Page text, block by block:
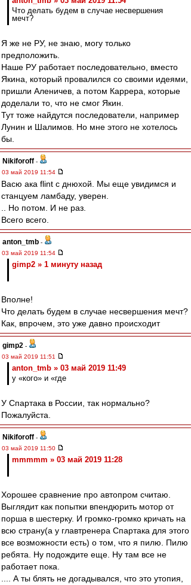
Что делать будем в случае несвершения
мечт?
Я же не РУ, не знаю, могу только
предположить.
Наше РУ работает последовательно, вместо
Якина, который провалился со своими идеями,
пришли Аленичев, а потом Каррера, которые
доделали то, что не смог Якин.
Тут тоже найдутся последователи, например
Лунин и Шалимов. Но мне этого не хотелось
бы.
Nikiforoff -
03 май 2019 11:54
Васю ака flint с днюхой. Мы еще увидимся и
станцуем ламбаду, уверен.
.. Но потом. И не раз.
Всего всего.
anton_tmb -
03 май 2019 11:54
gimp2 » 1 минуту назад
Вполне!
Что делать будем в случае несвершения мечт?
Как, впрочем, это уже давно происходит
gimp2 -
03 май 2019 11:51
anton_tmb » 03 май 2019 11:49
у «кого» и «где
У Спартака в России, так нормально?
Пожалуйста.
Nikiforoff -
03 май 2019 11:50
mmmmm » 03 май 2019 11:28
Хорошее сравнение про автопром считаю.
Выглядит как попытки впендюрить мотор от
порша в шестерку. И громко-громко кричать на
всю страну(а у главтренера Спартака для этого
все возможности есть) о том, что я пилю. Пилю
ребята. Ну подождите еще. Ну там все не
работает пока.
.... А ты блять не догадывался, что это утопия,